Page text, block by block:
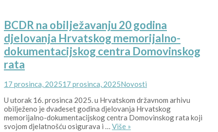
BCDR na obilježavanju 20 godina
djelovanja Hrvatskog memorijalno-
dokumentacijskog centra Domovinskog
rata
Posted
17 prosinca, 202517 prosinca, 2025Kategorije
Novosti
U utorak 16. prosinca 2025. u Hrvatskom državnom arhivu
obilježeno je dvadeset godina djelovanja Hrvatskog
memorijalno-dokumentacijskog centra Domovinskog rata koji
svojom djelatnošću osigurava i … Više BCDR
»